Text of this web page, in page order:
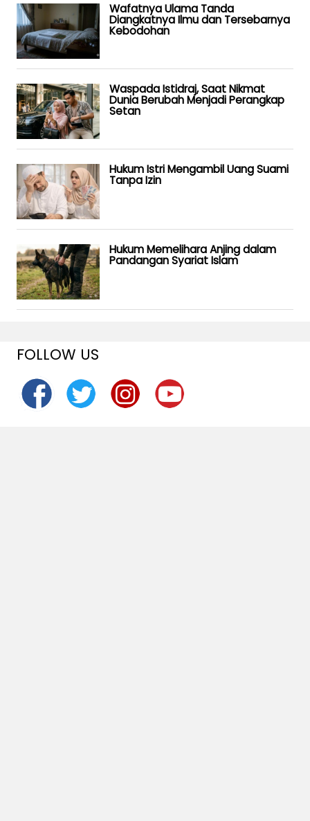
Wafatnya Ulama Tanda
Diangkatnya Ilmu dan Tersebarnya
Kebodohan
Waspada Istidraj, Saat Nikmat
Dunia Berubah Menjadi Perangkap
Setan
Hukum Istri Mengambil Uang Suami
Tanpa Izin
Hukum Memelihara Anjing dalam
Pandangan Syariat Islam
FOLLOW US